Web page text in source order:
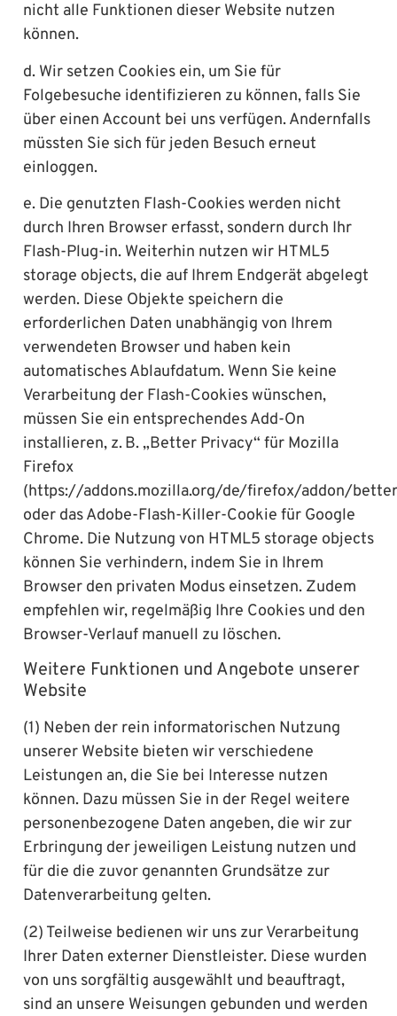
nicht alle Funktionen dieser Website nutzen
können.
d. Wir setzen Cookies ein, um Sie für
Folgebesuche identifizieren zu können, falls Sie
über einen Account bei uns verfügen. Andernfalls
müssten Sie sich für jeden Besuch erneut
einloggen.
e. Die genutzten Flash-Cookies werden nicht
durch Ihren Browser erfasst, sondern durch Ihr
Flash-Plug-in. Weiterhin nutzen wir HTML5
storage objects, die auf Ihrem Endgerät abgelegt
werden. Diese Objekte speichern die
erforderlichen Daten unabhängig von Ihrem
verwendeten Browser und haben kein
automatisches Ablaufdatum. Wenn Sie keine
Verarbeitung der Flash-Cookies wünschen,
müssen Sie ein entsprechendes Add-On
installieren, z. B. „Better Privacy“ für Mozilla
Firefox
(https://addons.mozilla.org/de/firefox/addon/
oder das Adobe-Flash-Killer-Cookie für Google
Chrome. Die Nutzung von HTML5 storage objects
können Sie verhindern, indem Sie in Ihrem
Browser den privaten Modus einsetzen. Zudem
empfehlen wir, regelmäßig Ihre Cookies und den
Browser-Verlauf manuell zu löschen.
Weitere Funktionen und Angebote unserer
Website
(1) Neben der rein informatorischen Nutzung
unserer Website bieten wir verschiedene
Leistungen an, die Sie bei Interesse nutzen
können. Dazu müssen Sie in der Regel weitere
personenbezogene Daten angeben, die wir zur
Erbringung der jeweiligen Leistung nutzen und
für die die zuvor genannten Grundsätze zur
Datenverarbeitung gelten.
(2) Teilweise bedienen wir uns zur Verarbeitung
Ihrer Daten externer Dienstleister. Diese wurden
von uns sorgfältig ausgewählt und beauftragt,
sind an unsere Weisungen gebunden und werden